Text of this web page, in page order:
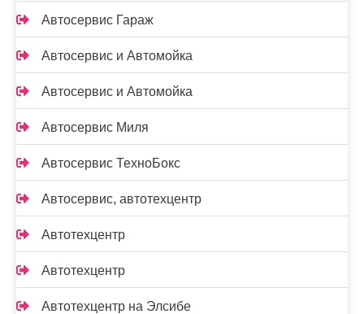
Автосервис Гараж
Автосервис и Автомойка
Автосервис и Автомойка
Автосервис Миля
Автосервис ТехноБокс
Автосервис, автотехцентр
Автотехцентр
Автотехцентр
Автотехцентр на Элсибе